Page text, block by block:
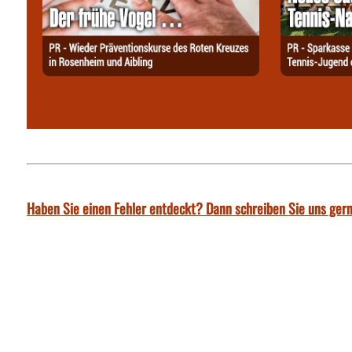
Haben Sie einen Fehler entdeckt? Dann schreiben Sie uns